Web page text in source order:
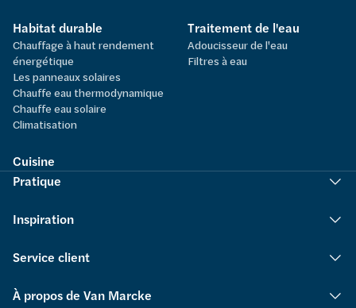
Habitat durable
Chauffage à haut rendement
énergétique
Les panneaux solaires
Chauffe eau thermodynamique
Chauffe eau solaire
Climatisation
Traitement de l'eau
Adoucisseur de l'eau
Filtres à eau
Cuisine
Pratique
Inspiration
Service client
À propos de Van Marcke